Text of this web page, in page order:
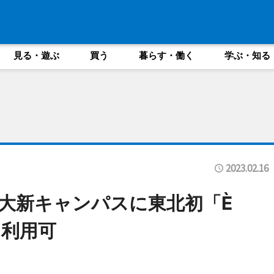
見る・遊ぶ 買う 暮らす・働く 学ぶ・知る
2023.02.16
新キャンパスに東北初「È
用可